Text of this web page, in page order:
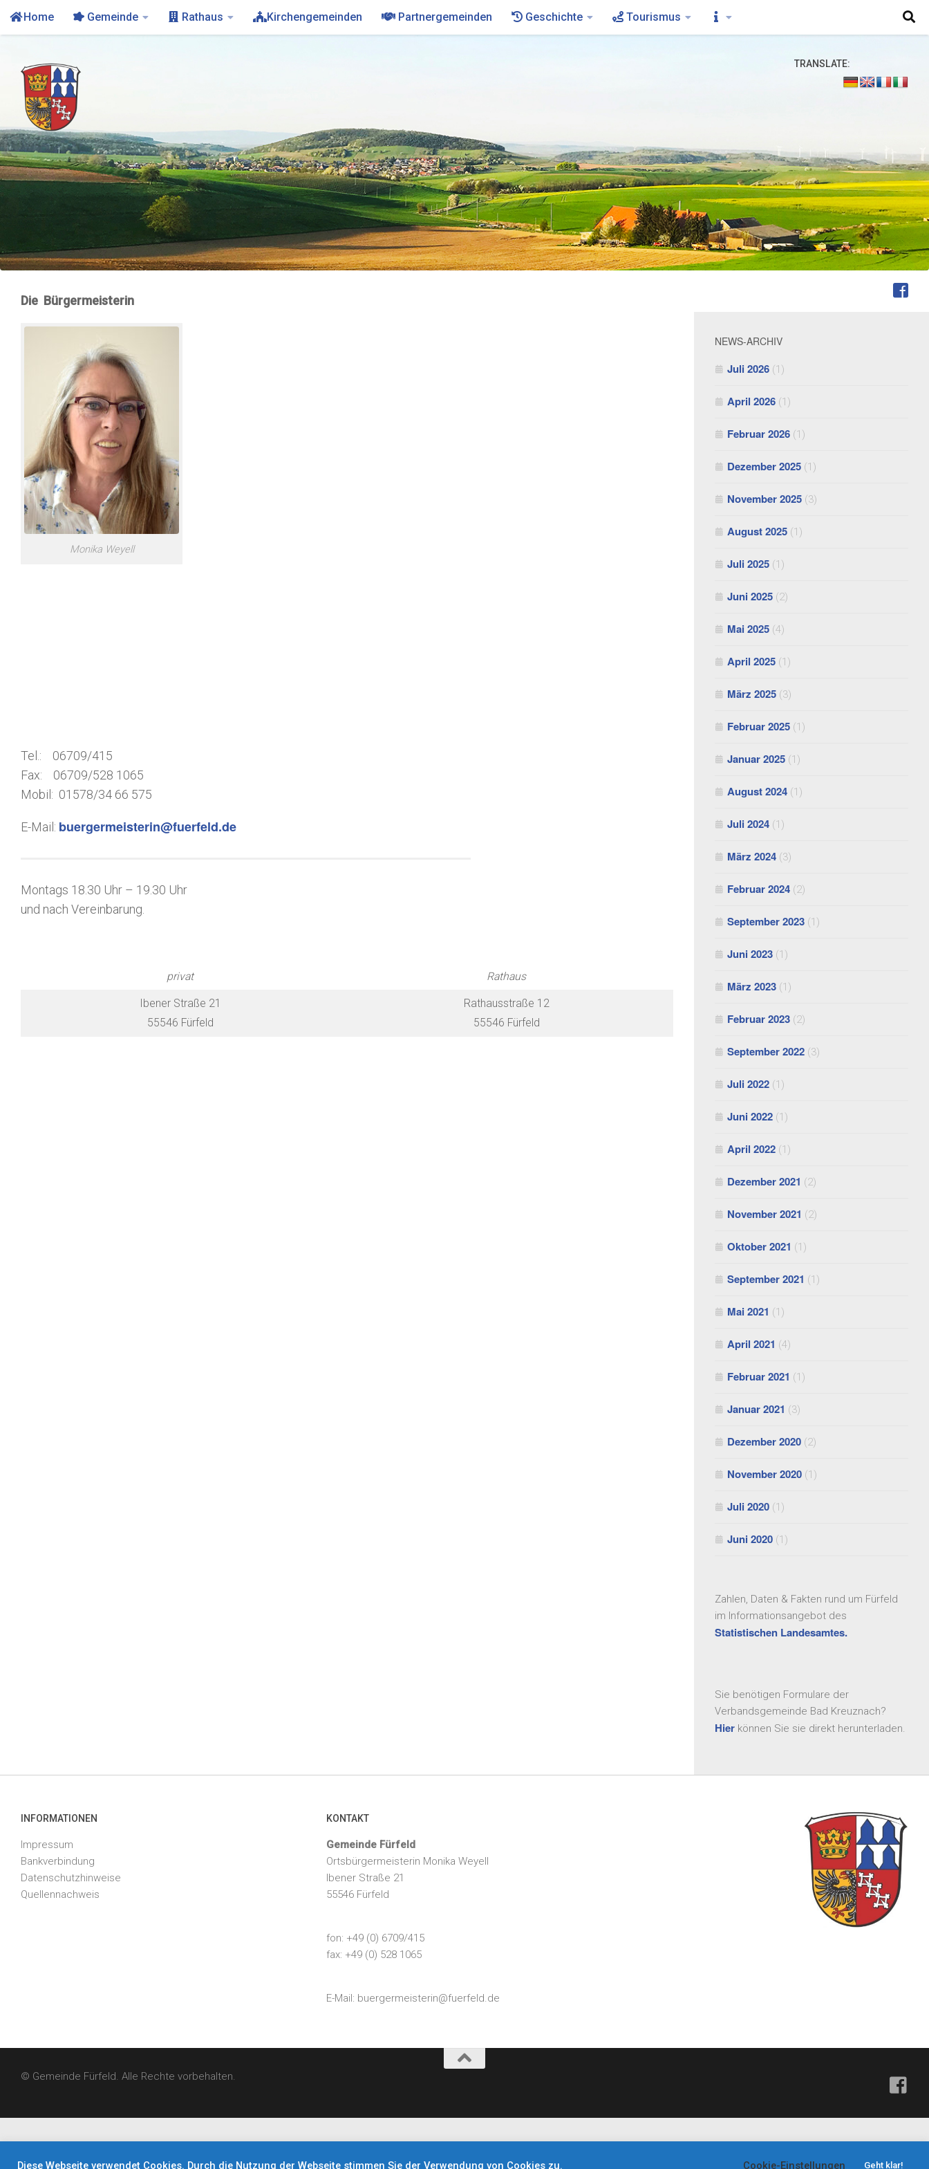
Home Gemeinde Rathaus Kirchengemeinden Partnergemeinden Geschichte Tourismus
TRANSLATE:
Die Bürgermeisterin
Monika Weyell
Tel.: 06709/415
Fax: 06709/528 1065
Mobil: 01578/34 66 575
E-Mail: buergermeisterin@fuerfeld.de
Montags 18.30 Uhr – 19.30 Uhr
und nach Vereinbarung.
privat Rathaus
Ibener Straße 21
55546 Fürfeld
Rathausstraße 12
55546 Fürfeld
NEWS-ARCHIV
Juli 2026 (1)
April 2026 (1)
Februar 2026 (1)
Dezember 2025 (1)
November 2025 (3)
August 2025 (1)
Juli 2025 (1)
Juni 2025 (2)
Mai 2025 (4)
April 2025 (1)
März 2025 (3)
Februar 2025 (1)
Januar 2025 (1)
August 2024 (1)
Juli 2024 (1)
März 2024 (3)
Februar 2024 (2)
September 2023 (1)
Juni 2023 (1)
März 2023 (1)
Februar 2023 (2)
September 2022 (3)
Juli 2022 (1)
Juni 2022 (1)
April 2022 (1)
Dezember 2021 (2)
November 2021 (2)
Oktober 2021 (1)
September 2021 (1)
Mai 2021 (1)
April 2021 (4)
Februar 2021 (1)
Januar 2021 (3)
Dezember 2020 (2)
November 2020 (1)
Juli 2020 (1)
Juni 2020 (1)
Zahlen, Daten & Fakten rund um Fürfeld
im Informationsangebot des
Statistischen Landesamtes.
Sie benötigen Formulare der
Verbandsgemeinde Bad Kreuznach?
Hier können Sie sie direkt herunterladen.
INFORMATIONEN
Impressum
Bankverbindung
Datenschutzhinweise
Quellennachweis
KONTAKT
Gemeinde Fürfeld
Ortsbürgermeisterin Monika Weyell
Ibener Straße 21
55546 Fürfeld
fon: +49 (0) 6709/415
fax: +49 (0) 528 1065
E-Mail: buergermeisterin@fuerfeld.de
© Gemeinde Fürfeld. Alle Rechte vorbehalten.
Diese Webseite verwendet Cookies. Durch die Nutzung der Webseite stimmen Sie der Verwendung von Cookies zu. Cookie-Einstellungen Geht klar!